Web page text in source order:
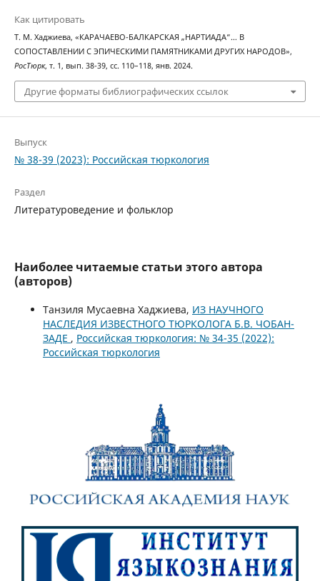
Как цитировать
Т. М. Хаджиева, «КАРАЧАЕВО-БАЛКАРСКАЯ „НАРТИАДА“… В
СОПОСТАВЛЕНИИ С ЭПИЧЕСКИМИ ПАМЯТНИКАМИ ДРУГИХ НАРОДОВ»,
РосТюрк, т. 1, вып. 38-39, сс. 110–118, янв. 2024.
Другие форматы библиографических ссылок
Выпуск
№ 38-39 (2023): Российская тюркология
Раздел
Литературоведение и фольклор
Наиболее читаемые статьи этого автора
(авторов)
Танзиля Мусаевна Хаджиева, ИЗ НАУЧНОГО
НАСЛЕДИЯ ИЗВЕСТНОГО ТЮРКОЛОГА Б.В. ЧОБАН-
ЗАДЕ , Российская тюркология: № 34-35 (2022):
Российская тюркология